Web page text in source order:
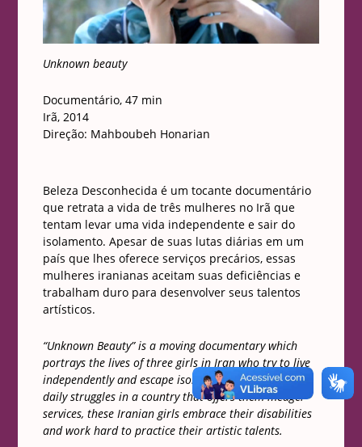
Unknown beauty
Documentário, 47 min
Irã, 2014
Direção: Mahboubeh Honarian
Beleza Desconhecida é um tocante documentário
que retrata a vida de três mulheres no Irã que
tentam levar uma vida independente e sair do
isolamento. Apesar de suas lutas diárias em um
país que lhes oferece serviços precários, essas
mulheres iranianas aceitam suas deficiências e
trabalham duro para desenvolver seus talentos
artísticos.
“Unknown Beauty” is a moving documentary which
portrays the lives of three girls in Iran who try to live
independently and escape isolation. Despite their
daily struggles in a country that offers them meager
services, these Iranian girls embrace their disabilities
and work hard to practice their artistic talents.